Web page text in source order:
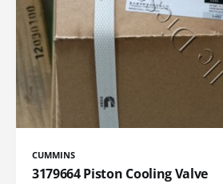
CUMMINS
3179664 Piston Cooling Valve